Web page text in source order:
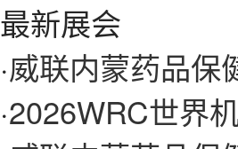
最新展会
·威联内蒙药品保
·2026WRC世界